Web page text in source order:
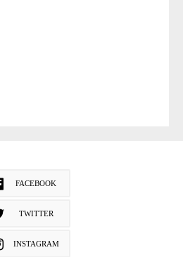
FACEBOOK
TWITTER
INSTAGRAM